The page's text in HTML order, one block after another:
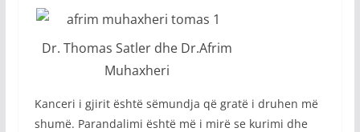
Dr. Thomas Satler dhe Dr.Afrim
Muhaxheri
Kanceri i gjirit është sëmundja që gratë i druhen më
shumë. Parandalimi është më i mirë se kurimi dhe